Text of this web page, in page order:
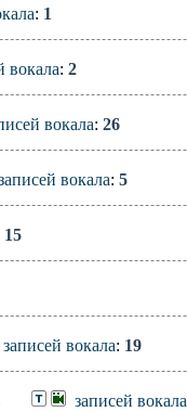
: 1
вокала: 2
вокала: 26
вокала: 5
15
записей вокала: 19
записей вокала